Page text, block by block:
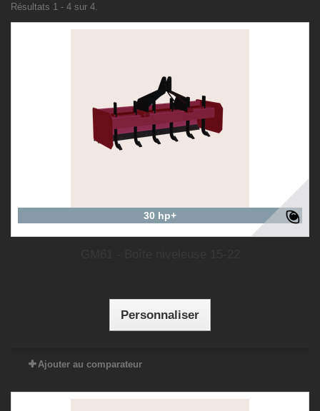
Résultats 1 - 4 sur 4.
30 hp+
Personnaliser
Ajouter au comparateur